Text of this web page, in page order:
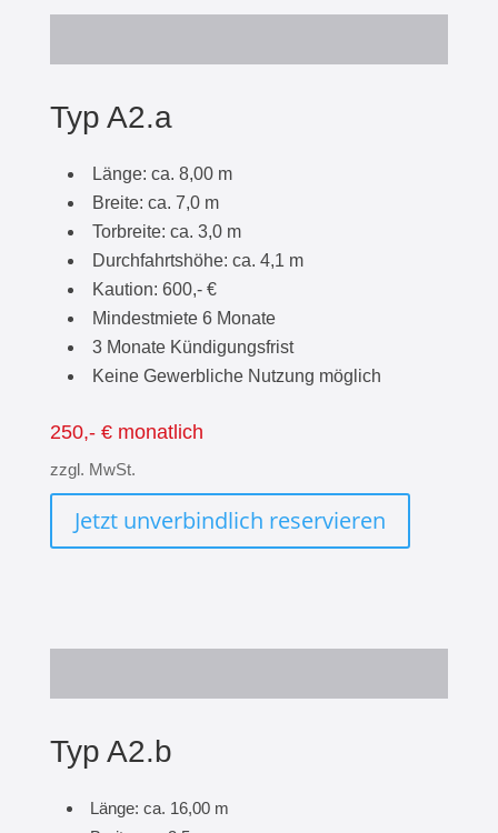
Typ A2.a
Länge: ca. 8,00 m
Breite: ca. 7,0 m
Torbreite: ca. 3,0 m
Durchfahrtshöhe: ca. 4,1 m
Kaution: 600,- €
Mindestmiete 6 Monate
3 Monate Kündigungsfrist
Keine Gewerbliche Nutzung möglich
250,- € monatlich
zzgl. MwSt.
Jetzt unverbindlich reservieren
Typ A2.b
Länge: ca. 16,00 m